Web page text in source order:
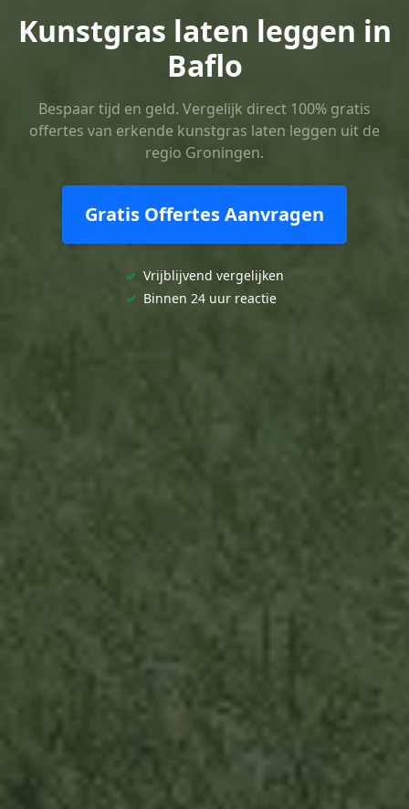
Kunstgras laten leggen in
Baflo
Bespaar tijd en geld. Vergelijk direct 100% gratis
offertes van erkende kunstgras laten leggen uit de
regio Groningen.
Gratis Offertes Aanvragen
✓ Vrijblijvend vergelijken
✓ Binnen 24 uur reactie